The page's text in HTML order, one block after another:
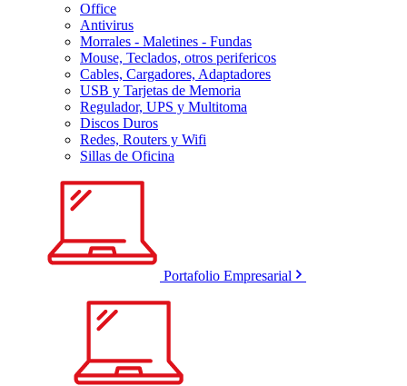
Office
Antivirus
Morrales - Maletines - Fundas
Mouse, Teclados, otros perifericos
Cables, Cargadores, Adaptadores
USB y Tarjetas de Memoria
Regulador, UPS y Multitoma
Discos Duros
Redes, Routers y Wifi
Sillas de Oficina
Portafolio Empresarial